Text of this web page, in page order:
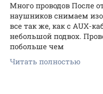
Много проводов После
наушников снимаем
все так же, как с AUX-
небольшой подвох.
побольше чем
Читать полностью